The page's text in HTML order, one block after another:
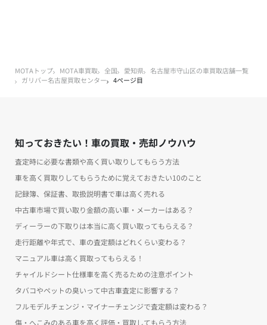
MOTAトップ MOTA車買取 全国 愛知県
名古屋市守山区の車買取店舗一覧
ガリバー名古屋買取センター
4ページ目
知っておきたい！車の買取・売却ノウハウ
査定時に必要な書類や高く買い取りしてもらう方法
車を高く買取りしてもらうために覚えておきたい10のこと
記録簿、保証書、取扱説明書で車は高く売れる
中古車市場で買い取り金額の高い車・メーカーはある？
ディーラーの下取りは本当に高く買い取ってもらえる？
走行距離や年式で、車の査定額はどれくらい変わる？
マニュアル車は高く買取ってもらえる！
チャイルドシート仕様車を高く売るための注意ポイント
タバコやペットの臭いって中古車査定に影響する？
フルモデルチェンジ・マイナーチェンジで査定額は変わる？
傷・へこみのある車を高く評価・買取してもらう方法